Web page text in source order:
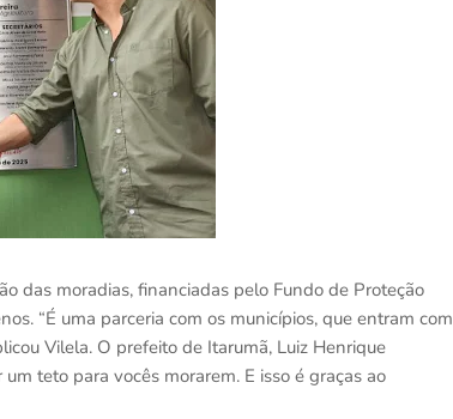
das moradias, financiadas pelo Fundo de Proteção
“É uma parceria com os municípios, que entram com
Vilela. O prefeito de Itarumã, Luiz Henrique
teto para vocês morarem. E isso é graças ao